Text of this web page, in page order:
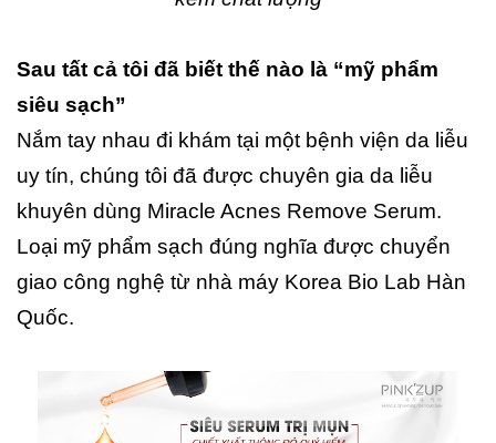
Sau tất cả tôi đã biết thế nào là “mỹ phẩm
siêu sạch”
Nắm tay nhau đi khám tại một bệnh viện da liễu
uy tín, chúng tôi đã được chuyên gia da liễu
khuyên dùng Miracle Acnes Remove Serum.
Loại mỹ phẩm sạch đúng nghĩa được chuyển
giao công nghệ từ nhà máy Korea Bio Lab Hàn
Quốc.